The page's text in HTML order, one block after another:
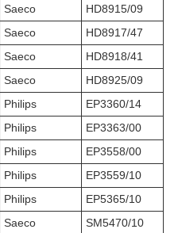
Saeco
HD8915/09
Saeco
HD8917/47
Saeco
HD8918/41
Saeco
HD8925/09
Philips
EP3360/14
Philips
EP3363/00
Philips
EP3558/00
Philips
EP3559/10
Philips
EP5365/10
Saeco
SM5470/10